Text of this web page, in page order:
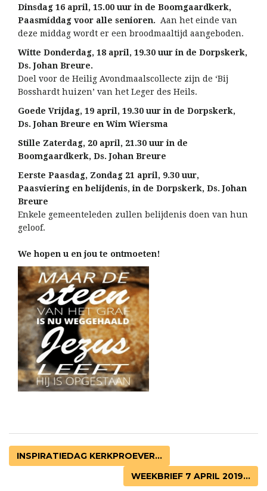
Dinsdag 16 april, 15.00 uur in de Boomgaardkerk,
Paasmiddag voor alle senioren. Aan het einde van
deze middag wordt er een broodmaaltijd aangeboden.
Witte Donderdag, 18 april, 19.30 uur in de Dorpskerk,
Ds. Johan Breure.
Doel voor de Heilig Avondmaalscollecte zijn de ‘Bij
Bosshardt huizen’ van het Leger des Heils.
Goede Vrijdag, 19 april, 19.30 uur in de Dorpskerk,
Ds. Johan Breure en Wim Wiersma
Stille Zaterdag, 20 april, 21.30 uur in de
Boomgaardkerk, Ds. Johan Breure
Eerste Paasdag, Zondag 21 april, 9.30 uur,
Paasviering en belijdenis, in de Dorpskerk, Ds. Johan
Breure
Enkele gemeenteleden zullen belijdenis doen van hun
geloof.
We hopen u en jou te ontmoeten!
INSPIRATIEDAG KERKPROEVER...
WEEKBRIEF 7 APRIL 2019...